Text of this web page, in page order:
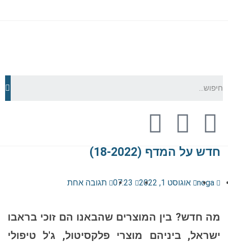
חדש על המדף (18-2022)
noga אוגוסט 1, 2022 07:23 תגובה אחת
מה חדש? בין המוצרים שהבאנו הם זוכי בראבו
ישראל, ביניהם מוצרי פלקסיטול, ג'ל טיפולי